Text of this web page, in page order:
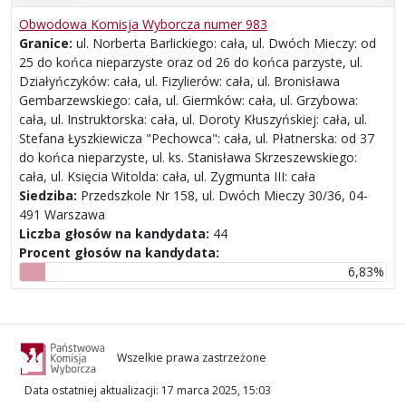
Obwodowa Komisja Wyborcza numer 983
Granice: ul. Norberta Barlickiego: cała, ul. Dwóch Mieczy: od
25 do końca nieparzyste oraz od 26 do końca parzyste, ul.
Działyńczyków: cała, ul. Fizylierów: cała, ul. Bronisława
Gembarzewskiego: cała, ul. Giermków: cała, ul. Grzybowa:
cała, ul. Instruktorska: cała, ul. Doroty Kłuszyńskiej: cała, ul.
Stefana Łyszkiewicza "Pechowca": cała, ul. Płatnerska: od 37
do końca nieparzyste, ul. ks. Stanisława Skrzeszewskiego:
cała, ul. Księcia Witolda: cała, ul. Zygmunta III: cała
Siedziba: Przedszkole Nr 158, ul. Dwóch Mieczy 30/36, 04-
491 Warszawa
Liczba głosów na kandydata: 44
Procent głosów na kandydata:
6,83%
Wszelkie prawa zastrzeżone
Data ostatniej aktualizacji: 17 marca 2025, 15:03